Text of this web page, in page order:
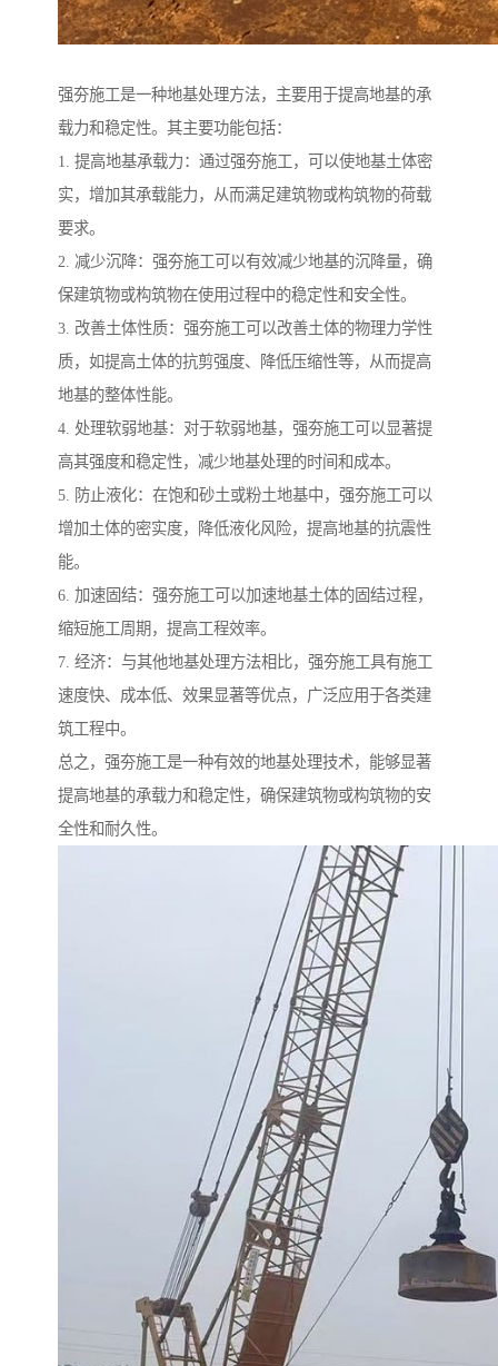
强夯施工是一种地基处理方法，主要用于提高地基的承
载力和稳定性。其主要功能包括：
1. 提高地基承载力：通过强夯施工，可以使地基土体密
实，增加其承载能力，从而满足建筑物或构筑物的荷载
要求。
2. 减少沉降：强夯施工可以有效减少地基的沉降量，确
保建筑物或构筑物在使用过程中的稳定性和安全性。
3. 改善土体性质：强夯施工可以改善土体的物理力学性
质，如提高土体的抗剪强度、降低压缩性等，从而提高
地基的整体性能。
4. 处理软弱地基：对于软弱地基，强夯施工可以显著提
高其强度和稳定性，减少地基处理的时间和成本。
5. 防止液化：在饱和砂土或粉土地基中，强夯施工可以
增加土体的密实度，降低液化风险，提高地基的抗震性
能。
6. 加速固结：强夯施工可以加速地基土体的固结过程，
缩短施工周期，提高工程效率。
7. 经济：与其他地基处理方法相比，强夯施工具有施工
速度快、成本低、效果显著等优点，广泛应用于各类建
筑工程中。
总之，强夯施工是一种有效的地基处理技术，能够显著
提高地基的承载力和稳定性，确保建筑物或构筑物的安
全性和耐久性。